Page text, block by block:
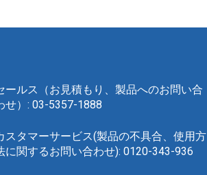
ールス（お見積もり、製品へのお問い合
せ）: 03-5357-1888
スタマーサービス(製品の不具合、使用方
に関するお問い合わせ): 0120-343-936